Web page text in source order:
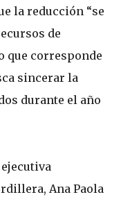
la reducción “se
de
que corresponde
sincerar la
durante el año
Ana Paola